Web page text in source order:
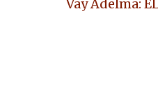
Vay Adelma: